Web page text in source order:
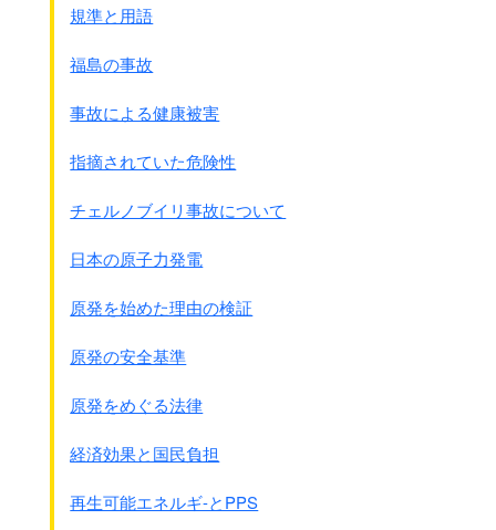
中国に密輸できるようになって来ました。
そして遂に日本が阿片扱いの世界のトップクラスになったの
●モルヒネの生産量 昭和10年
アメリカ 6.3トン
フランス 4.0トン
●ヘロインの生産量 昭和10年
日本
0.25トン(世界で第1位)
これだけの量が日本国内で消費されるわけはなく、
ジュネ－ブ国際阿片会議の日本委員
中毒者が多いという事実もないので、
規準と用語
福島の事故
事故による健康被害
指摘されていた危険性
チェルノブイリ事故について
日本の原子力発電
原発を始めた理由の検証
原発の安全基準
原発をめぐる法律
経済効果と国民負担
再生可能エネルギ-とPPS